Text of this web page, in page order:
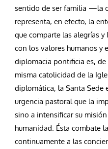
sentido de ser familia —la
representa, en efecto, la
que comparte las alegrías
con los valores humanos y
diplomacia pontificia es, de
misma catolicidad de la
diplomática, la Santa Sede
urgencia pastoral que la
sino a intensificar su
humanidad. Ésta combate
continuamente a las